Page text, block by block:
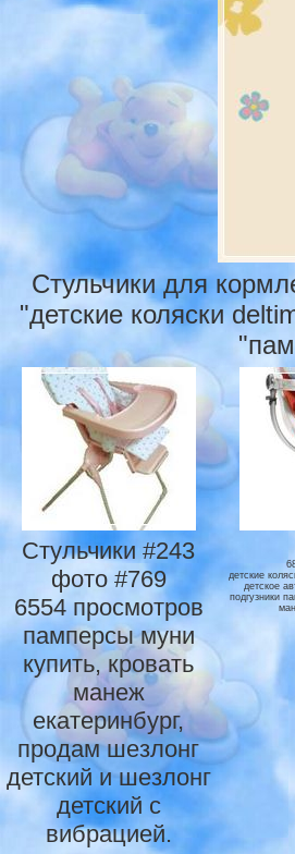
Стульчики для
"детские коляски
Стульчики #243
фото #769
6554 просмотров
памперсы муни
купить, кровать
манеж
екатеринбург,
продам шезлонг
детский и шезлонг
детский с
вибрацией.
детские
детское
подгузники